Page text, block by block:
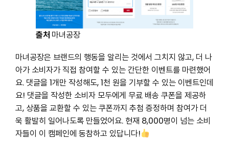
출처 마녀공장
마녀공장은 브랜드의 행동을 알리는 것에서 그치지 않고, 더 나
아가 소비자가 직접 참여할 수 있는 간단한 이벤트를 마련했어
요. 댓글을 1개만 작성해도, 1천 원을 기부할 수 있는 이벤트인데
요! 댓글을 작성한 소비자 모두에게 무료 배송 쿠폰을 제공하
고, 상품을 교환할 수 있는 쿠폰까지 추첨 증정하며 참여가 더
욱 활발히 일어나도록 만들었어요. 현재 8,000명이 넘는 소비
자들이 이 캠페인에 동참하고 있답니다!